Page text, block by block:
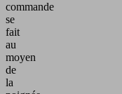
commande
se
fait
au
moyen
de
la